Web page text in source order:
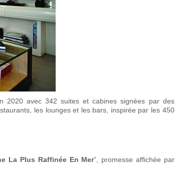
2020 avec 342 suites et cabines signées par des
les lounges et les bars, inspirée par les 450
La Plus Raffinée En Mer”, promesse affichée par